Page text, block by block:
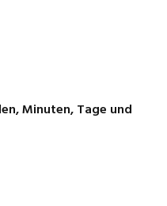
Minuten, Tage und